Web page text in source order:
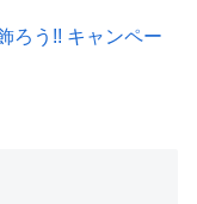
ろう!! キャンペー